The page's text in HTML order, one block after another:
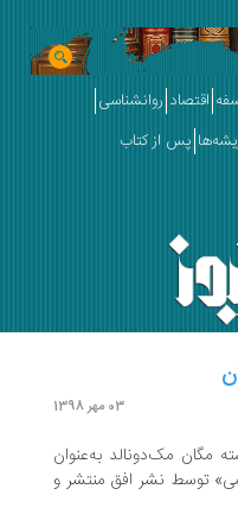
اقتصاد روانشناسی
پس از کتاب
03 مهر 1398
مگان مک‌دونالد به‌عنوان
توسط نشر افق منتشر و